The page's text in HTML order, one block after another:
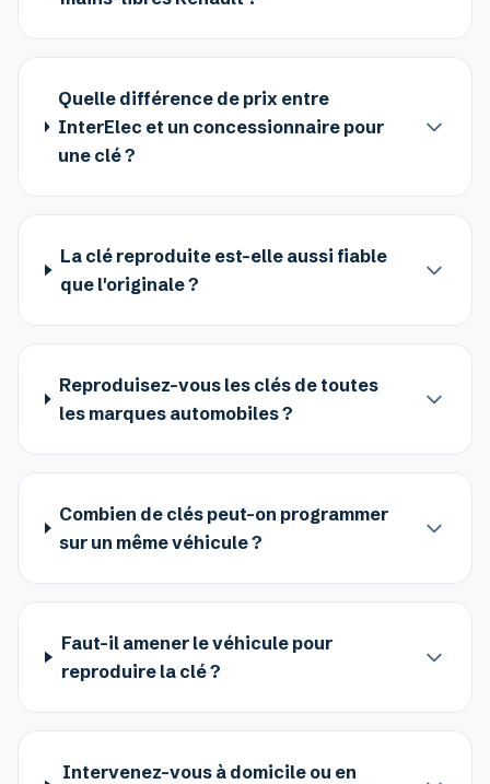
Quelle différence de prix entre
InterElec et un concessionnaire pour
une clé ?
La clé reproduite est-elle aussi fiable
que l'originale ?
Reproduisez-vous les clés de toutes
les marques automobiles ?
Combien de clés peut-on programmer
sur un même véhicule ?
Faut-il amener le véhicule pour
reproduire la clé ?
Intervenez-vous à domicile ou en